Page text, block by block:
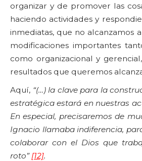
organizar y de promover las
haciendo actividades y
inmediatas, que no alcanzamos
modificaciones importantes
como organizacional y
resultados que queremos
Aquí, “(…) la clave para la
estratégica estará en nuestras
En especial, precisaremos de
Ignacio llamaba indiferencia,
colaborar con el Dios que
roto” [12].